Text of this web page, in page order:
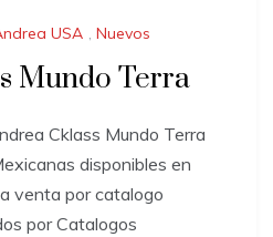
USA , Nuevos
Mundo Terra
Cklass Mundo Terra
disponibles en
venta por catalogo
por Catalogos